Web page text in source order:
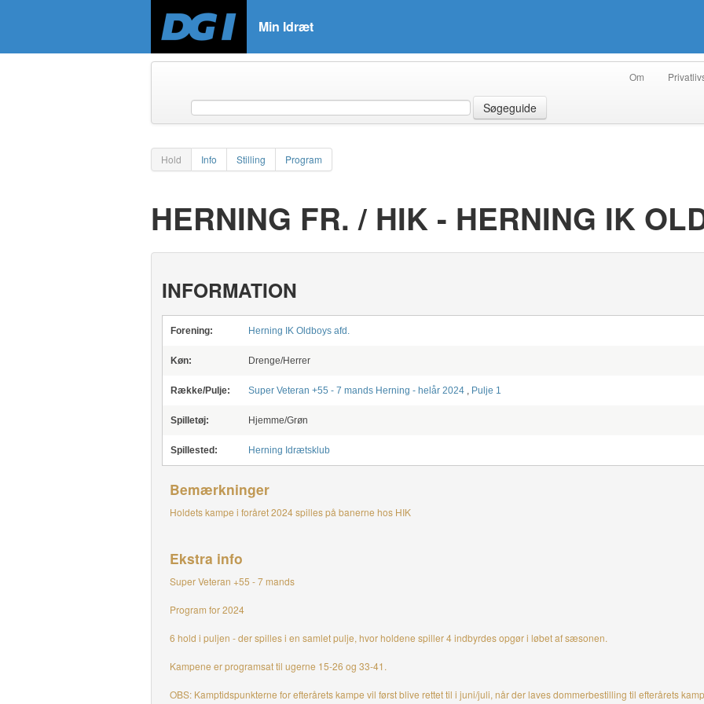
Min Idræt
Om
Søgeguide
Hold Info Stilling Program
HERNING FR. / HIK - HERNING IK
INFORMATION
Forening: Herning IK Oldboys afd.
Køn: Drenge/Herrer
Række/Pulje: Super Veteran +55 - 7 mands Herning - helår 2024, Pulje 1
Spilletøj: Hjemme/Grøn
Spillested: Herning Idrætsklub
Bemærkninger
Holdets kampe i foråret 2024 spilles på banerne hos HIK
Ekstra info
Super Veteran +55 - 7 mands
Program for 2024
6 hold i puljen - der spilles i en samlet pulje, hvor holdene spiller 4 indbyrdes opgør i løbet af sæsonen.
Kampene er programsat til ugerne 15-26 og 33-41.
OBS: Kamptidspunkterne for efterårets kampe vil først blive rettet til i juni/juli, når der laves dommerbestilling til efterårets